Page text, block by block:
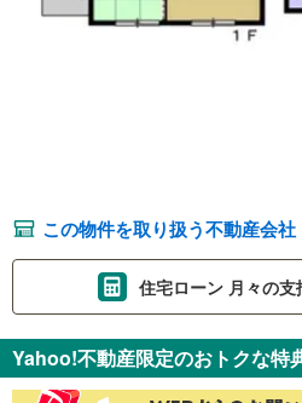
この物件を取り扱う不動産会社
住宅ローン 月々の支
金利
Yahoo!不動産限定のおトクな特